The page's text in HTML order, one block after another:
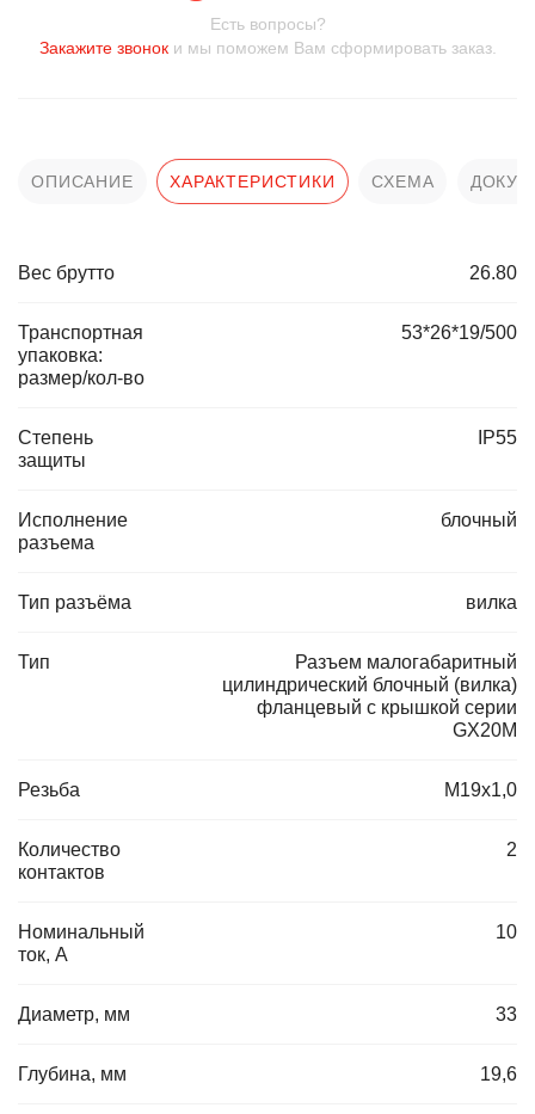
Есть вопросы?
Закажите звоноки мы поможем Вам сформировать заказ.
ОПИСАНИЕ ХАРАКТЕРИСТИКИ СХЕМА
Вес брутто 26.80
Транспортная
упаковка:
размер/кол-во
53*26*19/500
Степень
защиты
IP55
Исполнение
разъема
блочный
Тип разъёма вилка
Тип
Разъем малогабаритный
цилиндрический блочный (вилка)
фланцевый с крышкой серии
GX20M
Резьба M19x1,0
Количество
контактов
2
Номинальный
ток, А
10
Диаметр, мм 33
Глубина, мм 19,6